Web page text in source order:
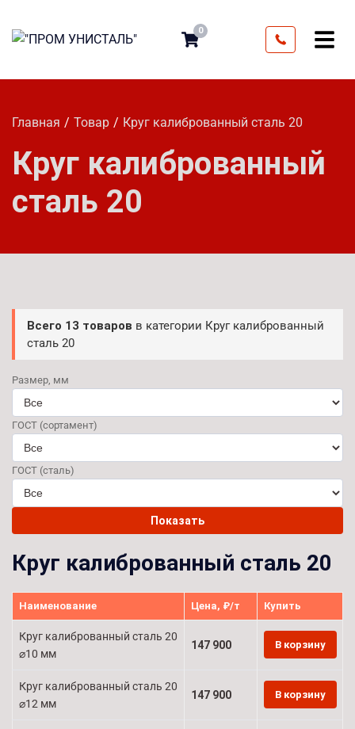
0
Главная Товар Круг калиброванный сталь 20
Круг калиброванный
сталь 20
Всего 13 товаров в категории Круг калиброванный
сталь 20
Размер, мм
ГОСТ (сортамент)
ГОСТ (сталь)
Показать
Круг калиброванный сталь 20
Наименование Цена, ₽/т Купить
Круг калиброванный сталь 20
⌀10 мм
147 900 В корзину
Круг калиброванный сталь 20
⌀12 мм
147 900 В корзину